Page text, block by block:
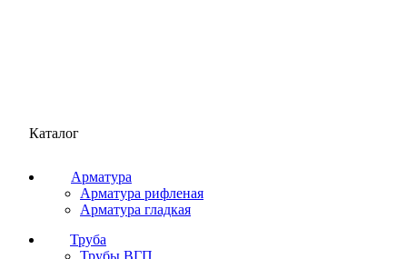
Каталог
Арматура
Арматура рифленая
Арматура гладкая
Труба
Трубы ВГП